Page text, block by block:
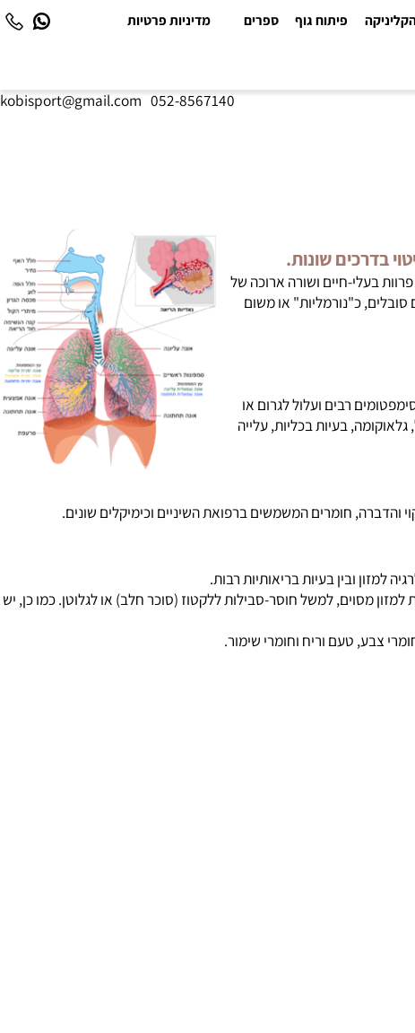
פיתוח גוף ספרים מדיניות פרטיות
kobisport@gmail.com |052-8567140
שונות.
בעלי-חיים ושורה ארוכה של
כ"נורמליות" או משום
רבים ועלול לגרום או
למזון ובין בעיות בריאותיות רבות.
מסוים, למשל חוסר-סבילות ללקטוז (סוכר חלב) או לגלוטן. כמו כן, יש